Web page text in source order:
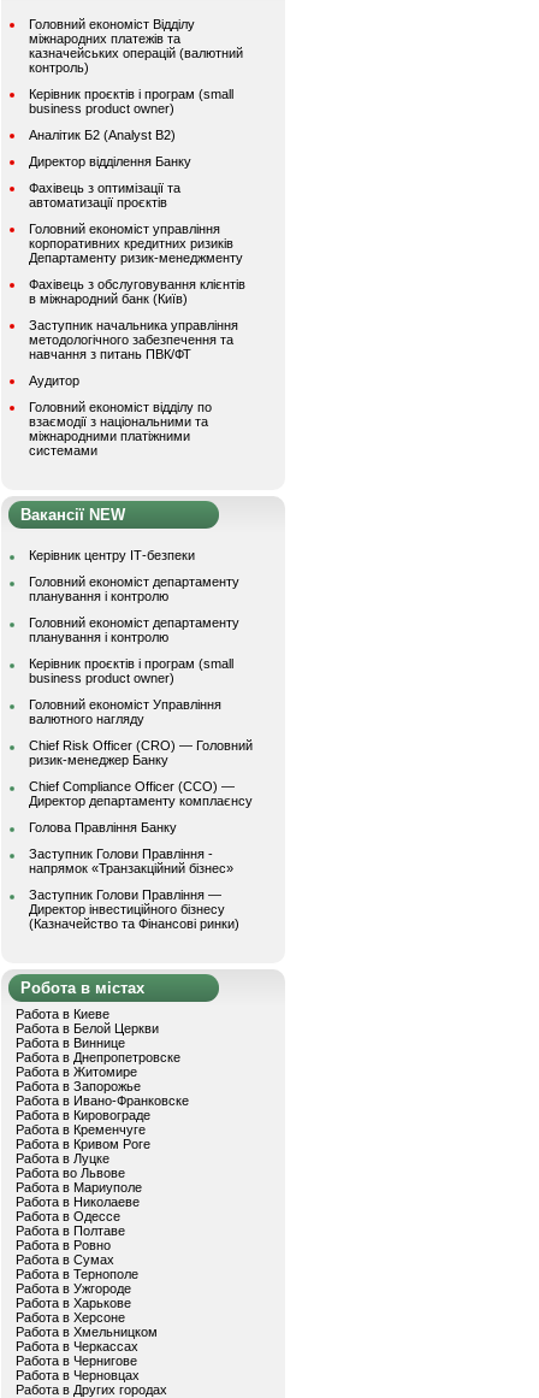
Головний економіст Відділу
міжнародних платежів та
казначейських операцій (валютний
контроль)
Керівник проєктів і програм (small
business product owner)
Аналітик Б2 (Analyst B2)
Директор відділення Банку
Фахівець з оптимізації та
автоматизації проєктів
Головний економіст управління
корпоративних кредитних ризиків
Департаменту ризик-менеджменту
Фахівець з обслуговування клієнтів
в міжнародний банк (Київ)
Заступник начальника управління
методологічного забезпечення та
навчання з питань ПВК/ФТ
Аудитор
Головний економіст відділу по
взаємодії з національними та
міжнародними платіжними
системами
Вакансії NEW
Керівник центру ІТ-безпеки
Головний економіст департаменту
планування і контролю
Головний економіст департаменту
планування і контролю
Керівник проєктів і програм (small
business product owner)
Головний економіст Управління
валютного нагляду
Chief Risk Officer (CRO) — Головний
ризик-менеджер Банку
Chief Compliance Officer (CCO) —
Директор департаменту комплаєнсу
Голова Правління Банку
Заступник Голови Правління -
напрямок «Транзакційний бізнес»
Заступник Голови Правління —
Директор інвестиційного бізнесу
(Казначейство та Фінансові ринки)
Робота в містах
Работа в Киеве
Работа в Белой Церкви
Работа в Виннице
Работа в Днепропетровске
Работа в Житомире
Работа в Запорожье
Работа в Ивано-Франковске
Работа в Кировограде
Работа в Кременчуге
Работа в Кривом Роге
Работа в Луцке
Работа во Львове
Работа в Мариуполе
Работа в Николаеве
Работа в Одессе
Работа в Полтаве
Работа в Ровно
Работа в Сумах
Работа в Тернополе
Работа в Ужгороде
Работа в Харькове
Работа в Херсоне
Работа в Хмельницком
Работа в Черкассах
Работа в Чернигове
Работа в Черновцах
Работа в Других городах